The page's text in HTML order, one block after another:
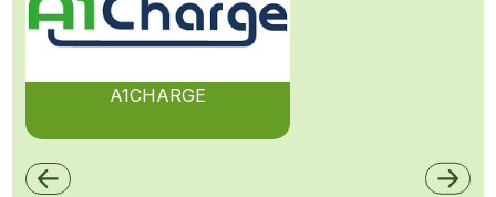
A1CHARGE